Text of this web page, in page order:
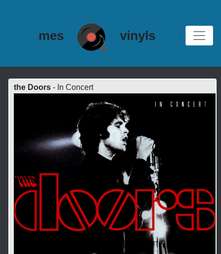
mes vinyls
the Doors- In Concert